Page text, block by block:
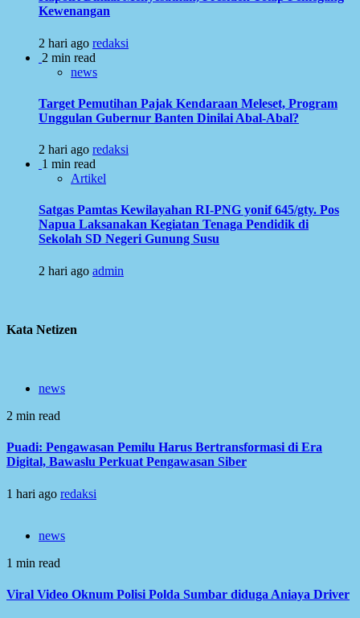
Kewenangan
2 hari ago redaksi
2 min read
news
Target Pemutihan Pajak Kendaraan Meleset, Program
Unggulan Gubernur Banten Dinilai Abal-Abal?
2 hari ago redaksi
1 min read
Artikel
Satgas Pamtas Kewilayahan RI-PNG yonif 645/gty. Pos
Napua Laksanakan Kegiatan Tenaga Pendidik di
Sekolah SD Negeri Gunung Susu
2 hari ago admin
Kata Netizen
news
2 min read
Puadi: Pengawasan Pemilu Harus Bertransformasi di Era
Digital, Bawaslu Perkuat Pengawasan Siber
1 hari ago redaksi
news
1 min read
Viral Video Oknum Polisi Polda Sumbar diduga Aniaya Driver